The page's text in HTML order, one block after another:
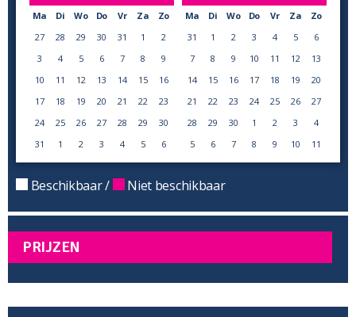
Ma Di Wo Do Vr Za
Zo
27
28 29 30 31 1
2
3
4 5 6 7 8
9
10
11 12 13 14 15
16
17
18 19 20 21 22
23
24
25 26 27 28 29
30
31
1 2 3 4 5 6
Ma Di Wo Do Vr Za
Zo
31
1 2 3 4 5
6
7
8 9 10 11 12
13
14
15 16 17 18 19
20
21
22 23 24 25 26
27
28
29 30 1 2 3
4
5
6 7 8 9 10 11
Beschikbaar / Niet beschikbaar
PRIJZEN